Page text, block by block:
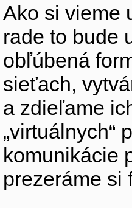
Ako si vieme
rade to bude
obľúbená
sieťach,
a zdieľame
„virtuálnych“
komunikácie
prezeráme si